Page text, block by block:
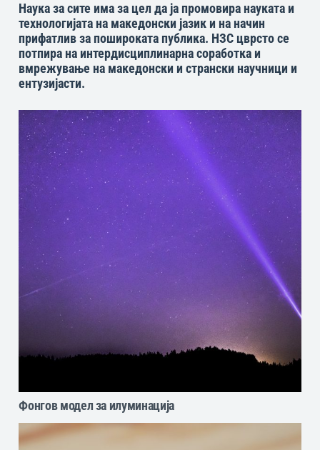
Наука за сите има за цел да ја промовира науката и
технологијата на македонски јазик и на начин
прифатлив за пошироката публика. НЗС цврсто се
потпира на интердисциплинарна соработка и
вмрежување на македонски и странски научници и
ентузијасти.
Фонгов модел за илуминација